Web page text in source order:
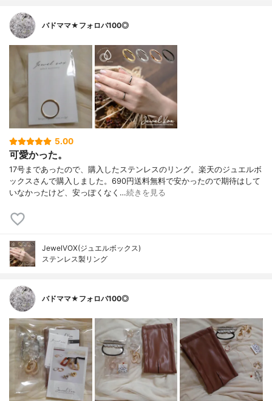
バドママ★フォロバ100◎
5.00
可愛かった。
17号まであったので、購入したステンレスのリング。楽天のジュエルボ
ックスさんで購入しました。690円送料無料で安かったので期待はして
いなかったけど、安っぽくなく…続きを見る
JewelVOX(ジュエルボックス)
ステンレス製リング
バドママ★フォロバ100◎